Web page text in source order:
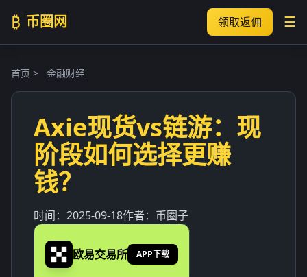
₿ 币圈网 领取返佣 ☰
首页 > 金融财经
Axie现货vs链游：现
阶段如何选择更赚
钱？
时间： 2025-09-18作者： 币圈子
欧易交易所 APP下载